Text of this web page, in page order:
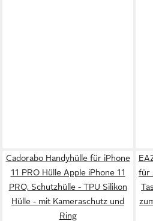
Cadorabo Handyhülle für iPhone
11 PRO Hülle Apple iPhone 11
PRO, Schutzhülle - TPU Silikon
Hülle - mit Kameraschutz und
Ring
für